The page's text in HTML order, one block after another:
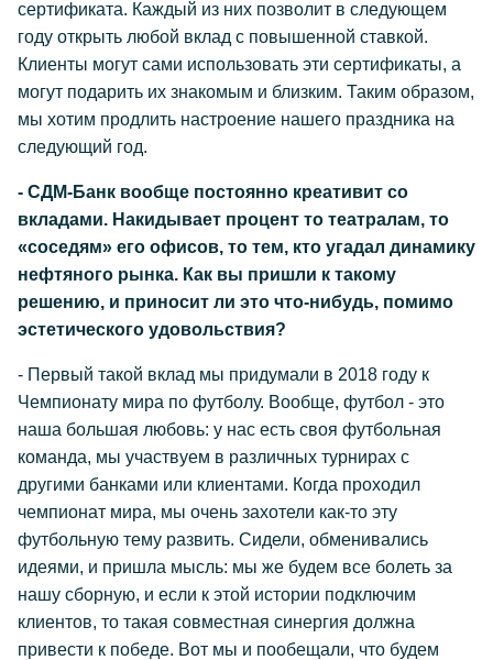
сертификата. Каждый из них позволит в следующем
году открыть любой вклад с повышенной ставкой.
Клиенты могут сами использовать эти сертификаты, а
могут подарить их знакомым и близким. Таким образом,
мы хотим продлить настроение нашего праздника на
следующий год.
- СДМ-Банк вообще постоянно креативит со
вкладами. Накидывает процент то театралам, то
«соседям» его офисов, то тем, кто угадал динамику
нефтяного рынка. Как вы пришли к такому
решению, и приносит ли это что-нибудь, помимо
эстетического удовольствия?
- Первый такой вклад мы придумали в 2018 году к
Чемпионату мира по футболу. Вообще, футбол - это
наша большая любовь: у нас есть своя футбольная
команда, мы участвуем в различных турнирах с
другими банками или клиентами. Когда проходил
чемпионат мира, мы очень захотели как-то эту
футбольную тему развить. Сидели, обменивались
идеями, и пришла мысль: мы же будем все болеть за
нашу сборную, и если к этой истории подключим
клиентов, то такая совместная синергия должна
привести к победе. Вот мы и пообещали, что будем